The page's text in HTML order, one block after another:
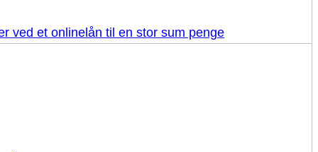
ved et onlinelån til en stor sum penge